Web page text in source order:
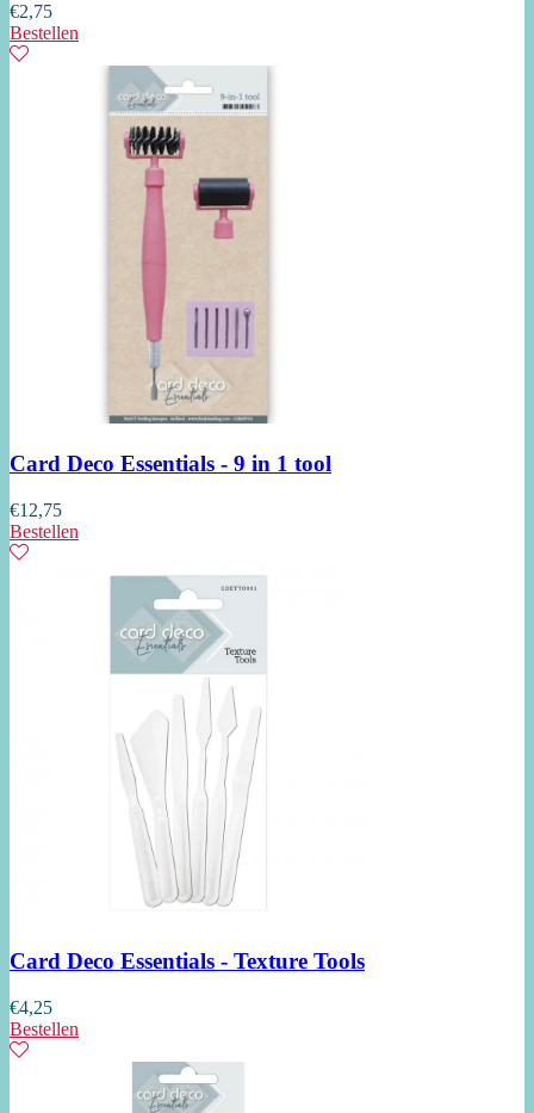
€2,75
Bestellen
Card Deco Essentials - 9 in 1 tool
€12,75
Bestellen
Card Deco Essentials - Texture Tools
€4,25
Bestellen